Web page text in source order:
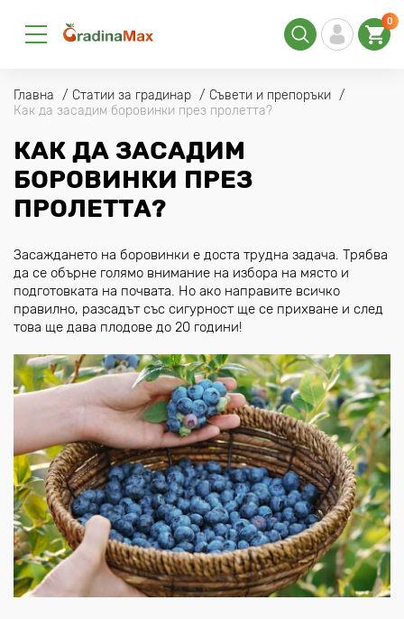
0
Главна Статии за градинар
Съвети и препоръки
Как да засадим боровинки през пролетта?
КАК ДА ЗАСАДИМ
БОРОВИНКИ ПРЕЗ
ПРОЛЕТТА?
Засаждането на боровинки е доста трудна задача. Трябва
да се обърне голямо внимание на избора на място и
подготовката на почвата. Но ако направите всичко
правилно, разсадът със сигурност ще се прихване и след
това ще дава плодове до 20 години!